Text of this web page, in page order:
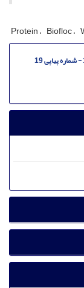
Protein Biofloc